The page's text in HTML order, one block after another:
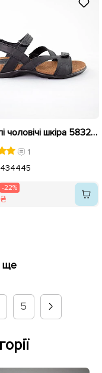
Сандалі чоловічі шкіра 583298 Чорні розпродаж
1
434445
-22%
ще
5